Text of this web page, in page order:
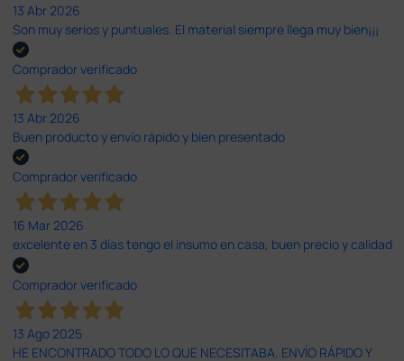
13 Abr 2026
Son muy serios y puntuales. El material siempre llega muy bien¡¡¡
Comprador verificado
13 Abr 2026
Buen producto y envío rápido y bien presentado
Comprador verificado
16 Mar 2026
excelente en 3 días tengo el insumo en casa, buen precio y calidad
Comprador verificado
13 Ago 2025
HE ENCONTRADO TODO LO QUE NECESITABA. ENVÍO RÁPIDO Y